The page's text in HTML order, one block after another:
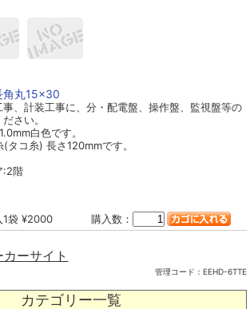
カテゴリー一覧
角丸15×30
、計装工事に、分・配電盤、操作盤、監視盤等の
さい。
白色です。
コ糸) 長さ120mmです。
:2階
1袋 ¥2000 購入数：
カーサイト
管理コード： EEHD-6TTE